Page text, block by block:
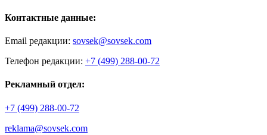
Контактные данные:
Email редакции: sovsek@sovsek.com
Телефон редакции: +7 (499) 288-00-72
Рекламный отдел:
+7 (499) 288-00-72
reklama@sovsek.com